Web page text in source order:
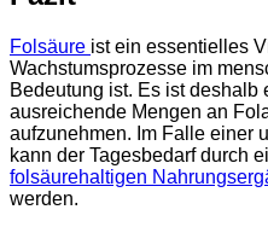
Folsäure ist ein essentielles
Wachstumsprozesse im
Bedeutung ist. Es ist deshalb
ausreichende Mengen an
aufzunehmen. Im Falle einer
kann der Tagesbedarf durch
folsäurehaltigen
werden.